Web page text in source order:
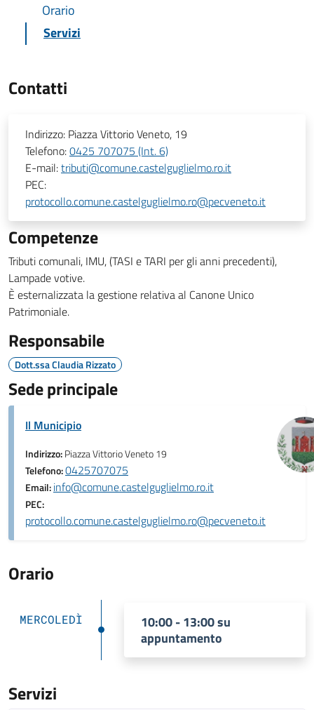
Orario
Servizi
Contatti
Indirizzo: Piazza Vittorio Veneto, 19
Telefono:0425 707075 (Int. 6)
E-mail:tributi@comune.castelguglielmo.ro.it
PEC:
protocollo.comune.castelguglielmo.ro@pecveneto.it
Competenze
Tributi comunali, IMU, (TASI e TARI per gli anni precedenti),
Lampade votive.
È esternalizzata la gestione relativa al Canone Unico
Patrimoniale.
Responsabile
Dott.ssa Claudia Rizzato
Sede principale
Il Municipio
Indirizzo:Piazza Vittorio Veneto 19
Telefono:0425707075
Email:info@comune.castelguglielmo.ro.it
PEC:
protocollo.comune.castelguglielmo.ro@pecveneto.it
Orario
MERCOLEDÌ
10:00 - 13:00 su
appuntamento
Servizi